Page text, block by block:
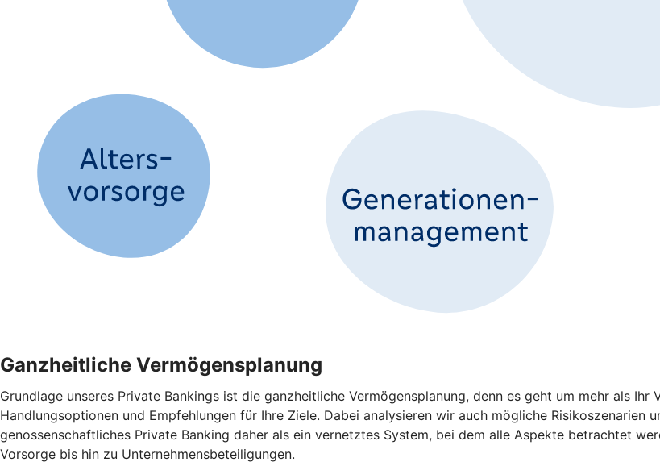
Ganzheitliche Vermögensplanung
Grundlage unseres Private Bankings ist die ganzheitliche Vermögensplanung, denn es geht um mehr als
Handlungsoptionen und Empfehlungen für Ihre Ziele. Dabei analysieren wir auch mögliche Risikoszenarien
genossenschaftliches Private Banking daher als ein vernetztes System, bei dem alle Aspekte betrachtet
Vorsorge bis hin zu Unternehmensbeteiligungen.